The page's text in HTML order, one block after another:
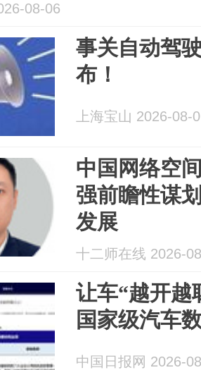
08-06
事关自动驾
布！
上海宝山 2026-08-
中国网络空
强前瞻性谋
发展
十二师在线 2026-
让车“越开越
国家级汽车
中国日报网 2026-